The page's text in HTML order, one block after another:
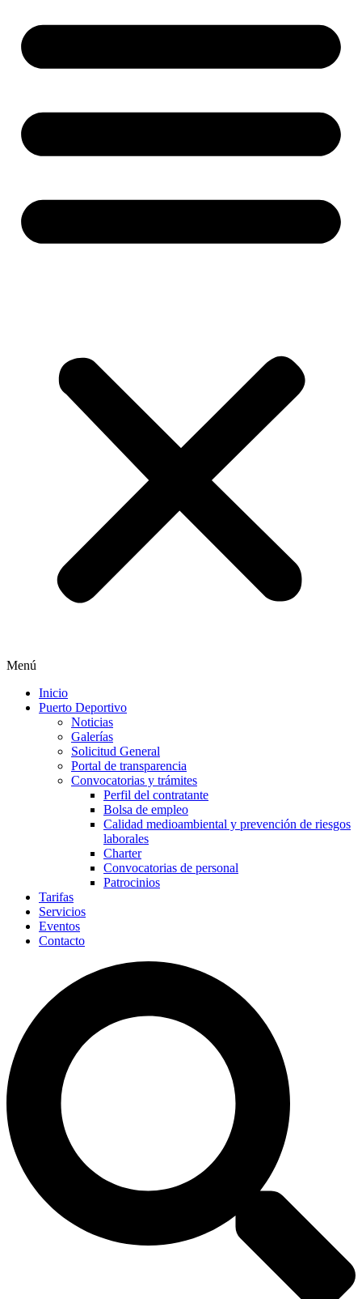
Menú
Inicio
Puerto Deportivo
Noticias
Galerías
Solicitud General
Portal de transparencia
Convocatorias y trámites
Perfil del contratante
Bolsa de empleo
Calidad medioambiental y prevención de riesgos
laborales
Charter
Convocatorias de personal
Patrocinios
Tarifas
Servicios
Eventos
Contacto